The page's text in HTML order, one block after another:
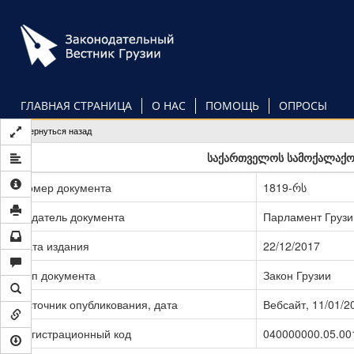
основному
содержанию
ГЛАВНАЯ СТРАНИЦА О НАС ПОМОЩЬ ОПРОСЫ
Вернуться назад
საქართველოს სამოქალაქო
Номер документа
1819-რს
Издатель документа
Парламент
Дата издания
22/12/2017
Тип документа
Закон Грузии
Источник опубликования, дата
Вебсайт, 11/01/
Регистрационный код